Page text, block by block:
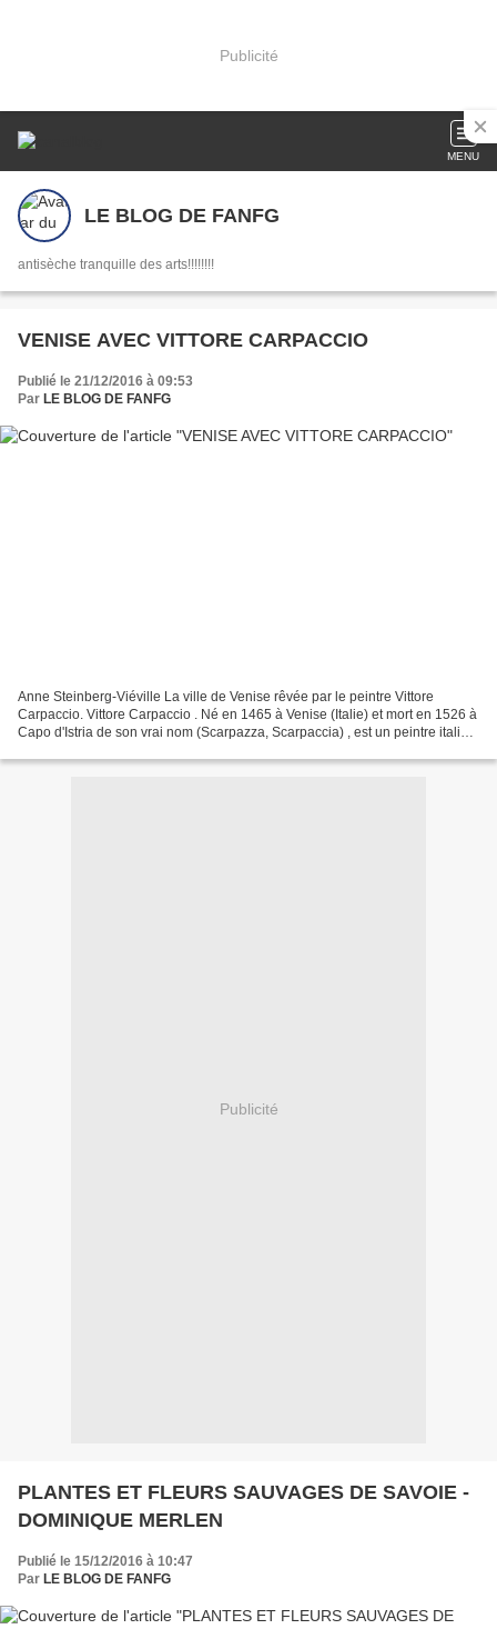
Publicité
MENU
LE BLOG DE FANFG
antisèche tranquille des arts!!!!!!!!
VENISE AVEC VITTORE CARPACCIO
Publié le 21/12/2016 à 09:53
Par LE BLOG DE FANFG
Anne Steinberg-Viéville La ville de Venise rêvée par le peintre Vittore
Carpaccio. Vittore Carpaccio . Né en 1465 à Venise (Italie) et mort en 1526 à
Capo d'Istria de son vrai nom (Scarpazza, Scarpaccia) , est un peintre italien
Publicité
PLANTES ET FLEURS SAUVAGES DE SAVOIE -
DOMINIQUE MERLEN
Publié le 15/12/2016 à 10:47
Par LE BLOG DE FANFG